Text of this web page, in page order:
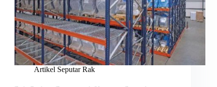
Artikel Seputar Rak